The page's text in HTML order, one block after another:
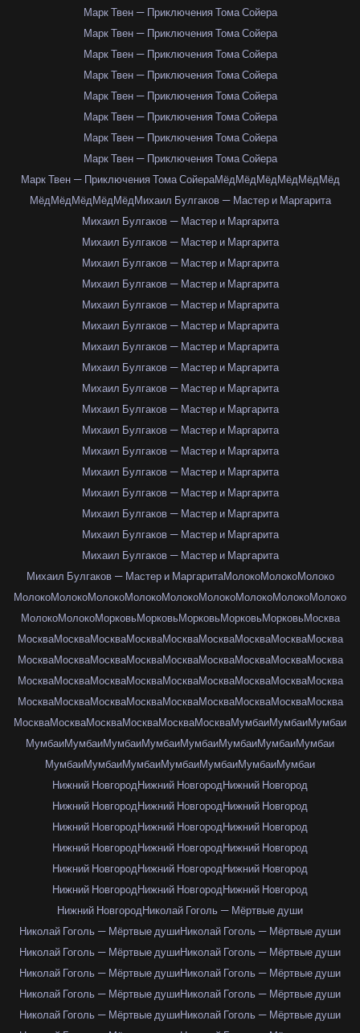
Марк Твен — Приключения Тома Сойера
Марк Твен — Приключения Тома Сойера
Марк Твен — Приключения Тома Сойера
Марк Твен — Приключения Тома Сойера
Марк Твен — Приключения Тома Сойера
Марк Твен — Приключения Тома Сойера
Марк Твен — Приключения Тома Сойера
Марк Твен — Приключения Тома Сойера
Марк Твен — Приключения Тома СойераМёдМёдМёдМёдМёдМёд
МёдМёдМёдМёдМёдМихаил Булгаков — Мастер и Маргарита
Михаил Булгаков — Мастер и Маргарита
Михаил Булгаков — Мастер и Маргарита
Михаил Булгаков — Мастер и Маргарита
Михаил Булгаков — Мастер и Маргарита
Михаил Булгаков — Мастер и Маргарита
Михаил Булгаков — Мастер и Маргарита
Михаил Булгаков — Мастер и Маргарита
Михаил Булгаков — Мастер и Маргарита
Михаил Булгаков — Мастер и Маргарита
Михаил Булгаков — Мастер и Маргарита
Михаил Булгаков — Мастер и Маргарита
Михаил Булгаков — Мастер и Маргарита
Михаил Булгаков — Мастер и Маргарита
Михаил Булгаков — Мастер и Маргарита
Михаил Булгаков — Мастер и Маргарита
Михаил Булгаков — Мастер и Маргарита
Михаил Булгаков — Мастер и Маргарита
Михаил Булгаков — Мастер и МаргаритаМолокоМолокоМолоко
МолокоМолокоМолокоМолокоМолокоМолокоМолокоМолокоМолоко
МолокоМолокоМорковьМорковьМорковьМорковьМорковьМосква
МоскваМоскваМоскваМоскваМоскваМоскваМоскваМоскваМосква
МоскваМоскваМоскваМоскваМоскваМоскваМоскваМоскваМосква
МоскваМоскваМоскваМоскваМоскваМоскваМоскваМоскваМосква
МоскваМоскваМоскваМоскваМоскваМоскваМоскваМоскваМосква
МоскваМоскваМоскваМоскваМоскваМоскваМумбаиМумбаиМумбаи
МумбаиМумбаиМумбаиМумбаиМумбаиМумбаиМумбаиМумбаи
МумбаиМумбаиМумбаиМумбаиМумбаиМумбаиМумбаи
Нижний НовгородНижний НовгородНижний Новгород
Нижний НовгородНижний НовгородНижний Новгород
Нижний НовгородНижний НовгородНижний Новгород
Нижний НовгородНижний НовгородНижний Новгород
Нижний НовгородНижний НовгородНижний Новгород
Нижний НовгородНижний НовгородНижний Новгород
Нижний НовгородНиколай Гоголь — Мёртвые души
Николай Гоголь — Мёртвые душиНиколай Гоголь — Мёртвые души
Николай Гоголь — Мёртвые душиНиколай Гоголь — Мёртвые души
Николай Гоголь — Мёртвые душиНиколай Гоголь — Мёртвые души
Николай Гоголь — Мёртвые душиНиколай Гоголь — Мёртвые души
Николай Гоголь — Мёртвые душиНиколай Гоголь — Мёртвые души